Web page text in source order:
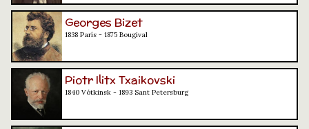
Georges Bizet
1838 París - 1875 Bougival
Piotr Ilitx Txaikovski
1840 Vótkinsk - 1893 Sant Petersburg